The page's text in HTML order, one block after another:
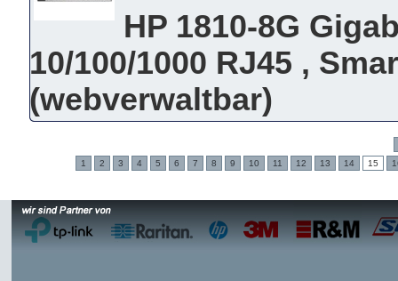
HP 1810-8G
10/100/1000 RJ45 ,
(webverwaltbar)
1 2 3 4 5 6 7 8 9 10 11 12 13 14 15